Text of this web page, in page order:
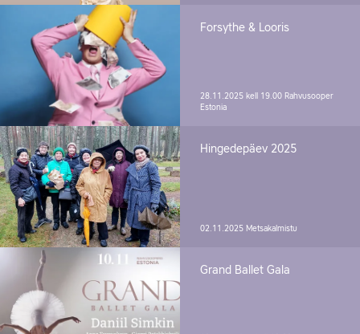
Forsythe & Looris
28.11.2025 kell 19.00 Rahvusooper
Estonia
Hingedepäev 2025
02.11.2025 Metsakalmistu
Grand Ballet Gala